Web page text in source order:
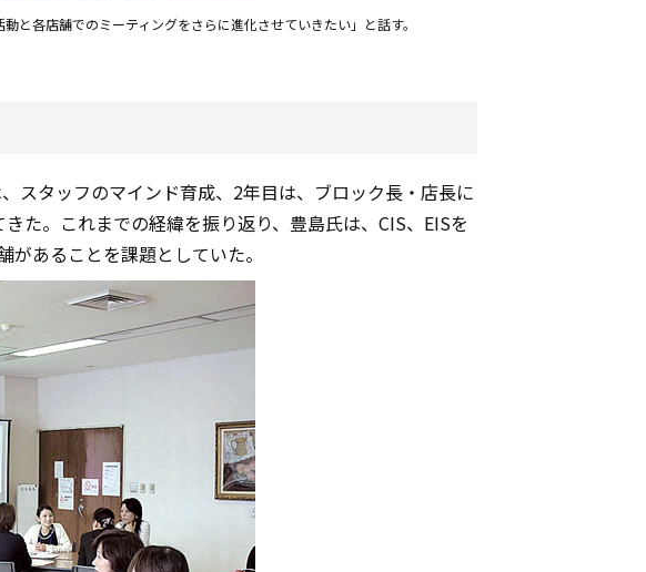
と各店舗でのミーティングをさらに進化させていきたい」と話す。
スタッフのマインド育成、2年目は、ブロック長・店長に
た。これまでの経緯を振り返り、豊島氏は、CIS、EISを
あることを課題としていた。